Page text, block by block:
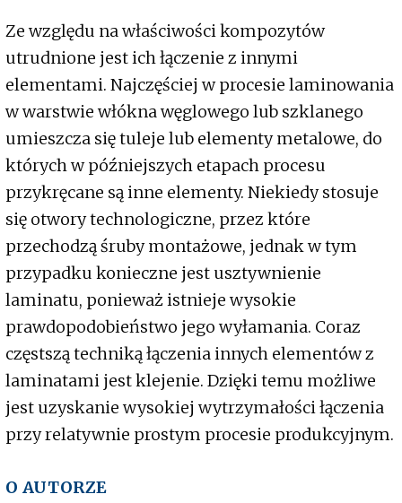
Ze względu na właściwości kompozytów
utrudnione jest ich łączenie z innymi
elementami. Najczęściej w procesie laminowania
w warstwie włókna węglowego lub szklanego
umieszcza się tuleje lub elementy metalowe, do
których w późniejszych etapach procesu
przykręcane są inne elementy. Niekiedy stosuje
się otwory technologiczne, przez które
przechodzą śruby montażowe, jednak w tym
przypadku konieczne jest usztywnienie
laminatu, ponieważ istnieje wysokie
prawdopodobieństwo jego wyłamania. Coraz
częstszą techniką łączenia innych elementów z
laminatami jest klejenie. Dzięki temu możliwe
jest uzyskanie wysokiej wytrzymałości łączenia
przy relatywnie prostym procesie produkcyjnym.
O AUTORZE